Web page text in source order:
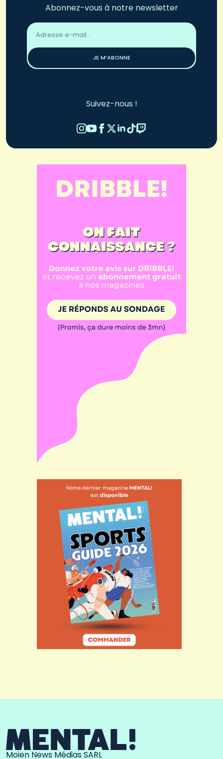
Abonnez-vous à notre newsletter
Adresse
email
JE M’ABONNE
Suivez-nous !
Moien News Médias SARL